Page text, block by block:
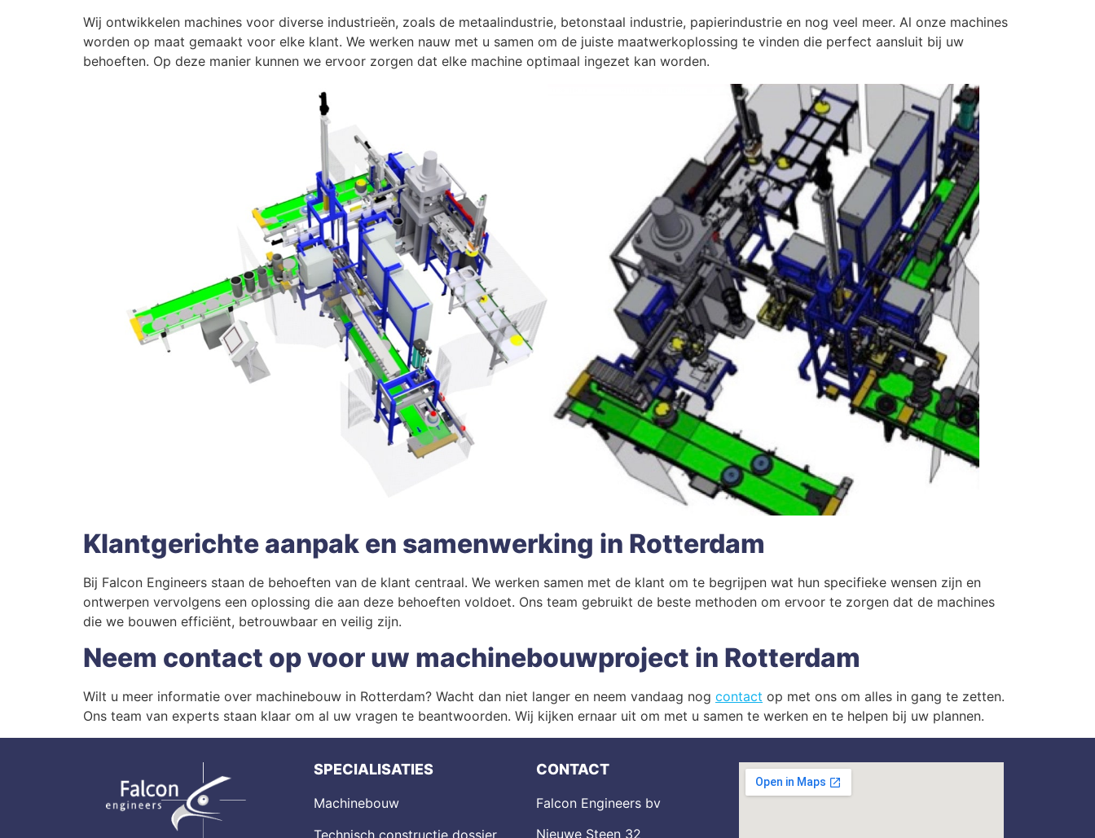
Wij ontwikkelen machines voor diverse industrieën, zoals de metaalindustrie, betonstaal industrie, papierindustrie en nog veel meer. Al onze machines
worden op maat gemaakt voor elke klant. We werken nauw met u samen om de juiste maatwerkoplossing te vinden die perfect aansluit bij uw
behoeften. Op deze manier kunnen we ervoor zorgen dat elke machine optimaal ingezet kan worden.
Klantgerichte aanpak en samenwerking in Rotterdam
Bij Falcon Engineers staan de behoeften van de klant centraal. We werken samen met de klant om te begrijpen wat hun specifieke wensen zijn en
ontwerpen vervolgens een oplossing die aan deze behoeften voldoet. Ons team gebruikt de beste methoden om ervoor te zorgen dat de machines
die we bouwen efficiënt, betrouwbaar en veilig zijn.
Neem contact op voor uw machinebouwproject in Rotterdam
Wilt u meer informatie over machinebouw in Rotterdam? Wacht dan niet langer en neem vandaag nog contact op met ons om alles in gang te zetten.
Ons team van experts staan klaar om al uw vragen te beantwoorden. Wij kijken ernaar uit om met u samen te werken en te helpen bij uw plannen.
SPECIALISATIES
Machinebouw
Technisch constructie dossier
CONTACT
Falcon Engineers bv
Nieuwe Steen 32